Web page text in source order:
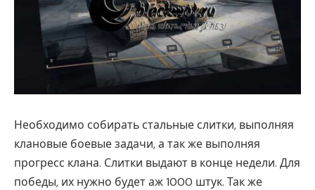
Необходимо собирать стальные слитки, выполняя
клановые боевые задачи, а так же выполняя
прогресс клана. Слитки выдают в конце недели. Для
победы, их нужно будет аж 1000 штук. Так же